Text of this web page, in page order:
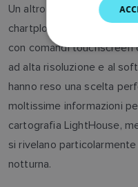
Un altro prodotto che
chartplotter Axiom Pro.
con comandi touchscreen
ad alta risoluzione e al
hanno reso una scelta
moltissime informazioni
cartografia LightHouse,
si rivelano
notturna.